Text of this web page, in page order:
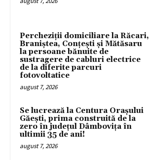
Percheziții domiciliare la Răcari,
Braniștea, Conțești și Mătăsaru
la persoane bănuite de
sustragere de cabluri electrice
de la diferite parcuri
fotovoltatice
august 7, 2026
Se lucrează la Centura Orașului
Găești, prima construită de la
zero în județul Dâmbovița în
ultimii 35 de ani!
august 7, 2026